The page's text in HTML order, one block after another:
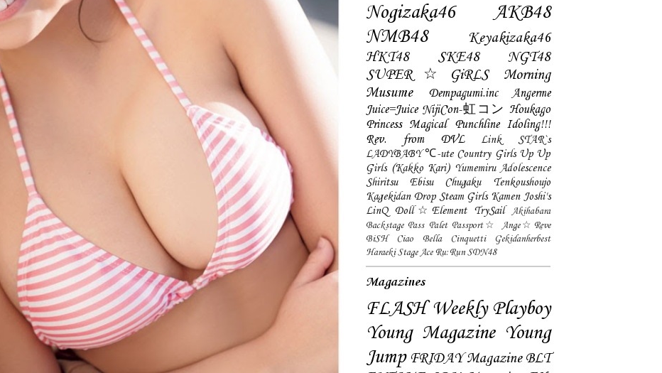
Nogizaka46
AKB48
NMB48
Keyakizaka46
HKT48
SKE48
NGT48
SUPER☆GiRLS
Morning
Musume
Dempagumi.inc
Angerme
Juice=Juice NijiCon-虹コン Houkago
Princess Magical Punchline Idoling!!!
Rev. from DVL
Link STAR`s
LADYBABY ℃-ute Country Girls Up Up
Girls (Kakko Kari) Yumemiru Adolescence
Shiritsu Ebisu Chugaku
Tenkoushoujo
Kagekidan Drop Steam Girls Kamen Joshi's
LinQ Doll☆Element TrySail
Akihabara
Backstage Pass Palet Passport☆
Ange☆Reve
BiSH
Ciao Bella Cinquetti
Gekidanherbest
Haraeki Stage Ace Ru:Run SDN48
Magazines
FLASH Weekly Playboy
Young Magazine Young
Jump FRIDAY Magazine BLT